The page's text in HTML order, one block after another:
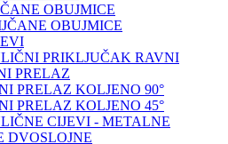
OBUJMICE
OBUJMICE
PRIKLJUČAK RAVNI
PRELAZ
PRELAZ KOLJENO 90°
PRELAZ KOLJENO 45°
CIJEVI - METALNE
DVOSLOJNE